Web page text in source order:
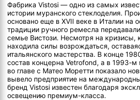
Фабрика Vistosi — одно из самых
истории муранского стеклоделия.
основано еще в XVII веке в Италии на
традиции ручного ремесла
семье Вистози. Несмотря на кризисы,
находила силы возрождаться,
итальянского мастерства. В конце
состав концерна Vetrofond, а в 1993-м
во главе с Матео Моретти показало
вывело предприятие на
бренд Vistosi известен благодаря
освещению премиум-класса.